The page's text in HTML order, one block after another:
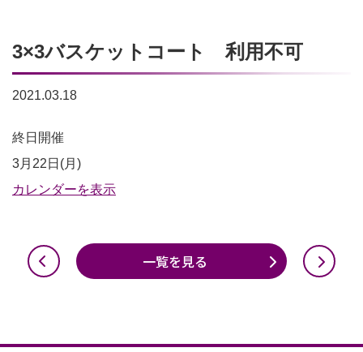
3×3バスケットコート 利用不可
2021.03.18
3×3
バ
ス
ト
終日開催
3月22日(月)
カレンダーを表示
一覧を見る